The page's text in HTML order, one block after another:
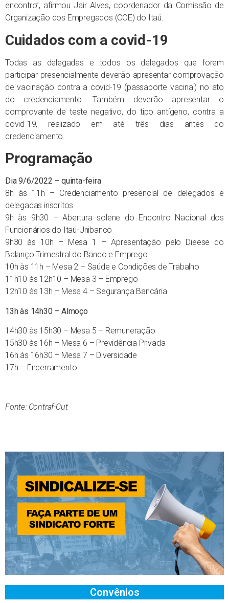
encontro”, afirmou Jair Alves, coordenador da Comissão de
Organização dos Empregados (COE) do Itaú.
Cuidados com a covid-19
Todas as delegadas e todos os delegados que forem
participar presencialmente deverão apresentar comprovação
de vacinação contra a covid-19 (passaporte vacinal) no ato
do credenciamento. Também deverão apresentar o
comprovante de teste negativo, do tipo antígeno, contra a
covid-19, realizado em até três dias antes do
credenciamento.
Programação
Dia 9/6/2022 – quinta-feira
8h às 11h – Credenciamento presencial de delegados e
delegadas inscritos
9h às 9h30 – Abertura solene do Encontro Nacional dos
Funcionários do Itaú-Unibanco
9h30 às 10h – Mesa 1 – Apresentação pelo Dieese do
Balanço Trimestral do Banco e Emprego
10h às 11h – Mesa 2 – Saúde e Condições de Trabalho
11h10 às 12h10 – Mesa 3 – Emprego
12h10 às 13h – Mesa 4 – Segurança Bancária
13h às 14h30 – Almoço
14h30 às 15h30 – Mesa 5 – Remuneração
15h30 às 16h – Mesa 6 – Previdência Privada
16h às 16h30 – Mesa 7 – Diversidade
17h – Encerramento
Fonte: Contraf-Cut
Convênios